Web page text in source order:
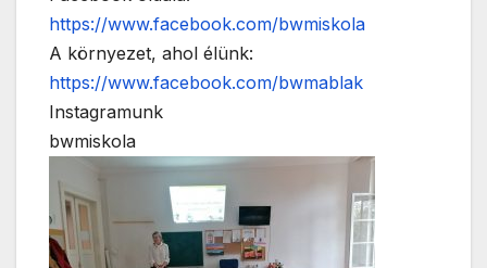
https://www.facebook.com/bwmiskola
A környezet, ahol élünk:
https://www.facebook.com/bwmablak
Instagramunk
bwmiskola